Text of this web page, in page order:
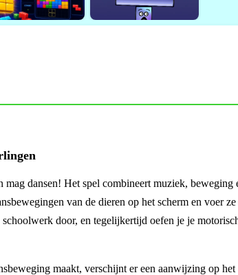
dansen! Het spel combineert muziek, beweging
van de dieren op het scherm en voer
door, en tegelijkertijd oefen je je
maakt, verschijnt er een aanwijzing op het